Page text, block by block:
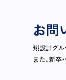
お問
翔設計グル
また、新卒